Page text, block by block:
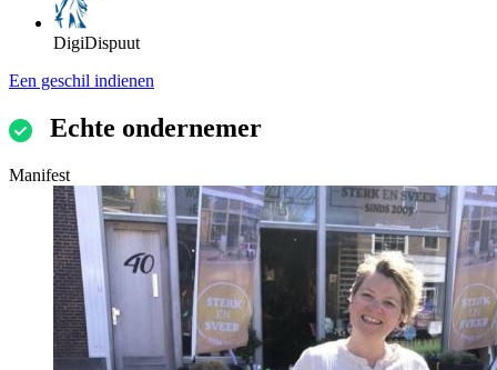
DigiDispuut
Een geschil indienen
Echte ondernemer
Manifest